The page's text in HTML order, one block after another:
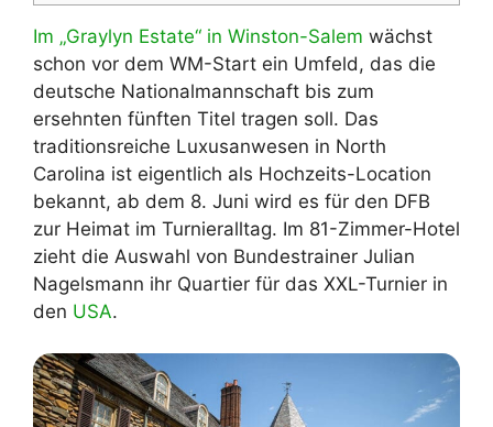
Im „Graylyn Estate“ in Winston-Salem wächst
schon vor dem WM-Start ein Umfeld, das die
deutsche Nationalmannschaft bis zum
ersehnten fünften Titel tragen soll. Das
traditionsreiche Luxusanwesen in North
Carolina ist eigentlich als Hochzeits-Location
bekannt, ab dem 8. Juni wird es für den DFB
zur Heimat im Turnieralltag. Im 81-Zimmer-Hotel
zieht die Auswahl von Bundestrainer Julian
Nagelsmann ihr Quartier für das XXL-Turnier in
den USA.